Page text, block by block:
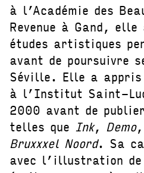
à l’Académie des
Revenue à Gand,
études artistiques
avant de poursuivre
Séville. Elle a appris
à l’Institut Saint-
2000 avant de
telles que Ink, Demo,
Bruxxxel Noord. Sa
avec l’illustration